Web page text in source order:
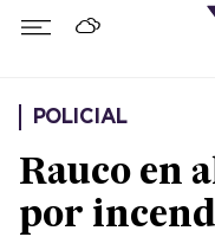
POLICIAL
Rauco en
por